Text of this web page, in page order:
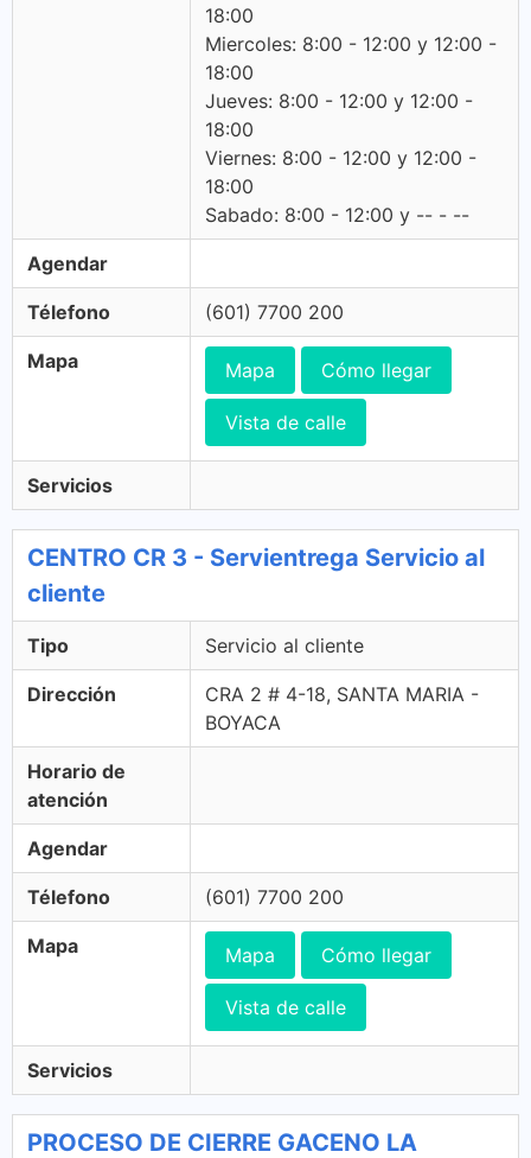
18:00
Miercoles: 8:00 - 12:00 y 12:00 -
18:00
Jueves: 8:00 - 12:00 y 12:00 -
18:00
Viernes: 8:00 - 12:00 y 12:00 -
18:00
Sabado: 8:00 - 12:00 y -- - --
Agendar
Télefono (601) 7700 200
Mapa Mapa Cómo llegar
Vista de calle
Servicios
CENTRO CR 3 - Servientrega Servicio al
cliente
Tipo Servicio al cliente
Dirección
CRA 2 # 4-18, SANTA MARIA -
BOYACA
Horario de
atención
Agendar
Télefono (601) 7700 200
Mapa Mapa Cómo llegar
Vista de calle
Servicios
PROCESO DE CIERRE GACENO LA